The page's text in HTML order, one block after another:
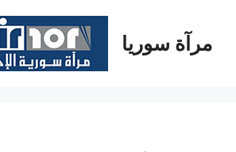
المحتوىمرآة سوريا